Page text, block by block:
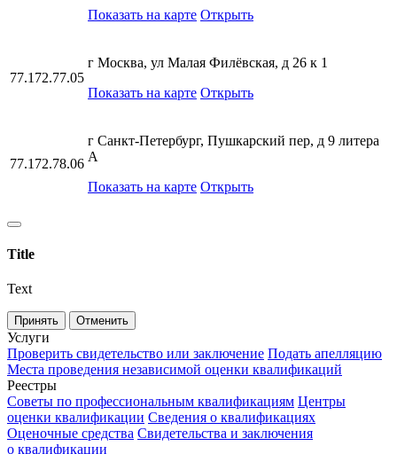
Показать на карте Открыть
77.172.77.05
г Москва, ул Малая Филёвская, д 26 к 1
Показать на карте Открыть
77.172.78.06
г Санкт-Петербург, Пушкарский пер, д 9 литера
А
Показать на карте Открыть
Title
Text
Принять Отменить
Услуги
Проверить свидетельство или заключение Подать апелляцию
Места проведения независимой оценки квалификаций
Реестры
Советы по профессиональным квалификациям Центры
оценки квалификации Сведения о квалификациях
Оценочные средства Свидетельства и заключения
о квалификации